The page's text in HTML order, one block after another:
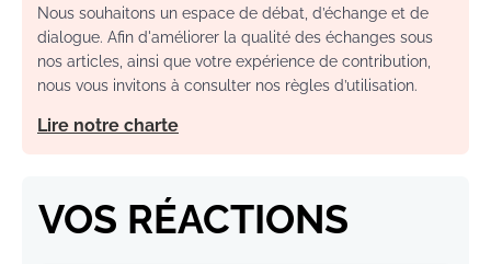
Nous souhaitons un espace de débat, d’échange et de
dialogue. Afin d'améliorer la qualité des échanges sous
nos articles, ainsi que votre expérience de contribution,
nous vous invitons à consulter nos règles d’utilisation.
Lire notre charte
VOS RÉACTIONS